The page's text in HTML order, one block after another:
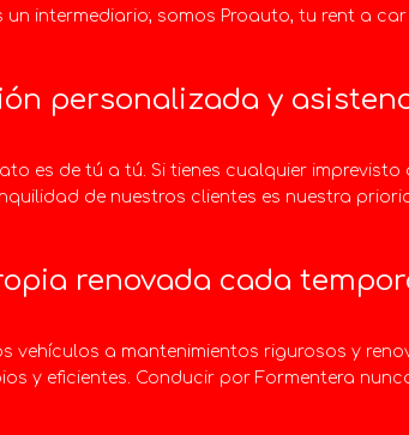
un intermediario; somos Proauto, tu rent a
personalizada y
es de tú a tú. Si tienes cualquier
de nuestros clientes es nuestra
renovada cada
vehículos a mantenimientos rigurosos y
y eficientes. Conducir por Formentera